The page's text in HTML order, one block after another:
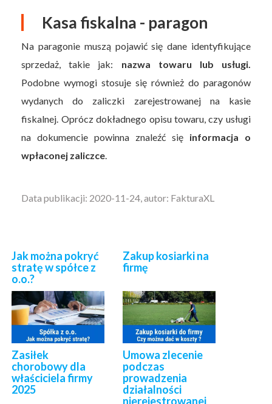
Kasa fiskalna - paragon
Na paragonie muszą pojawić się dane identyfikujące
sprzedaż, takie jak: nazwa towaru lub usługi.
Podobne wymogi stosuje się również do paragonów
wydanych do zaliczki zarejestrowanej na kasie
fiskalnej. Oprócz dokładnego opisu towaru, czy usługi
na dokumencie powinna znaleźć się informacja o
wpłaconej zaliczce
Data publikacji: 2020-11-24, autor: FakturaXL
Jak można pokryć
stratę w spółce z
o.o.?
Zakup kosiarki na
firmę
Zasiłek
chorobowy dla
właściciela firmy
2025
Umowa zlecenie
podczas
prowadzenia
działalności
nierejestrowanej